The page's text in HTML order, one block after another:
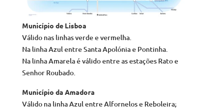
Município de Lisboa
Válido nas linhas verde e vermelha.
Na linha Azul entre Santa Apolónia e Pontinha.
Na linha Amarela é válido entre as estações Rato e
Senhor Roubado.
Município da Amadora
Válido na linha Azul entre Alfornelos e Reboleira;